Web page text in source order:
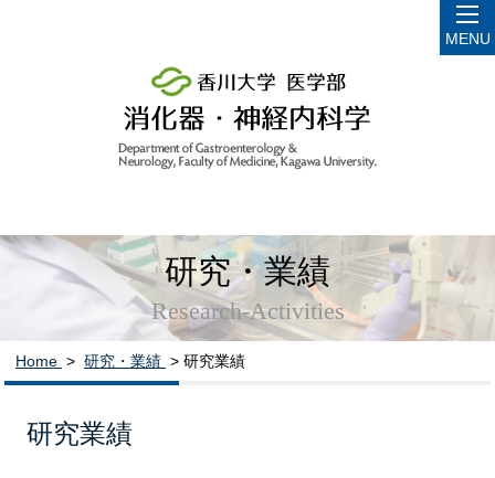
MENU
研究・業績
Research-Activities
Home > 研究・業績 > 研究業績
研究業績